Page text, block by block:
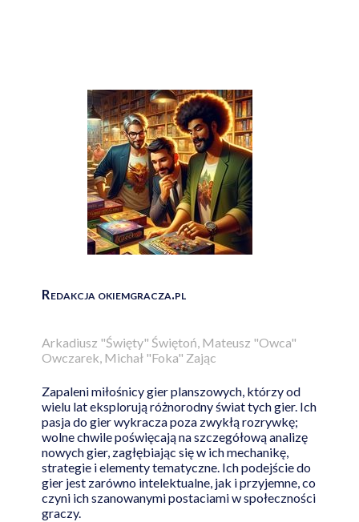
Redakcja okiemgracza.pl
Arkadiusz "Święty" Świętoń, Mateusz "Owca"
Owczarek, Michał "Foka" Zając
Zapaleni miłośnicy gier planszowych, którzy od
wielu lat eksplorują różnorodny świat tych gier. Ich
pasja do gier wykracza poza zwykłą rozrywkę;
wolne chwile poświęcają na szczegółową analizę
nowych gier, zagłębiając się w ich mechanikę,
strategie i elementy tematyczne. Ich podejście do
gier jest zarówno intelektualne, jak i przyjemne, co
czyni ich szanowanymi postaciami w społeczności
graczy.